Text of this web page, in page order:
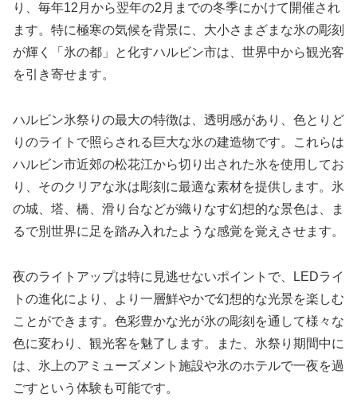
り、毎年12月から翌年の2月までの冬季にかけて開催され
ます。特に極寒の気候を背景に、大小さまざまな氷の彫刻
が輝く「氷の都」と化すハルビン市は、世界中から観光客
を引き寄せます。
ハルビン氷祭りの最大の特徴は、透明感があり、色とりど
りのライトで照らされる巨大な氷の建造物です。これらは
ハルビン市近郊の松花江から切り出された氷を使用してお
り、そのクリアな氷は彫刻に最適な素材を提供します。氷
の城、塔、橋、滑り台などが織りなす幻想的な景色は、ま
るで別世界に足を踏み入れたような感覚を覚えさせます。
夜のライトアップは特に見逃せないポイントで、LEDライ
トの進化により、より一層鮮やかで幻想的な光景を楽しむ
ことができます。色彩豊かな光が氷の彫刻を通して様々な
色に変わり、観光客を魅了します。また、氷祭り期間中に
は、氷上のアミューズメント施設や氷のホテルで一夜を過
ごすという体験も可能です。